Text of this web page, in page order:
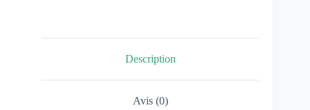
Description
Avis (0)